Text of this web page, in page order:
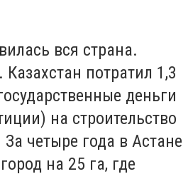
вся страна.
потратил 1,3
деньги
на строительство
четыре года в Астане
на 25 га, где